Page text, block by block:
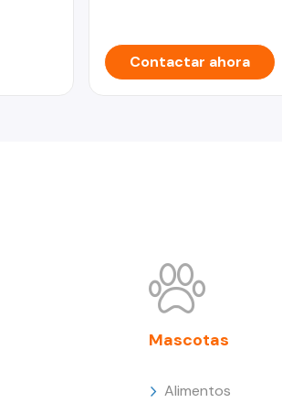
Contactar ahora
Mascotas
Alimentos